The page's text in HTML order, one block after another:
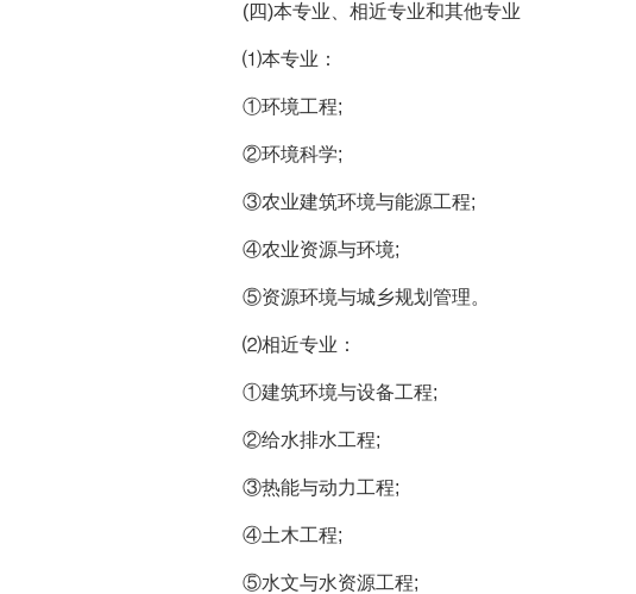
(四)本专业、相近专业和其他专业
⑴本专业：
①环境工程;
②环境科学;
③农业建筑环境与能源工程;
④农业资源与环境;
⑤资源环境与城乡规划管理。
⑵相近专业：
①建筑环境与设备工程;
②给水排水工程;
③热能与动力工程;
④土木工程;
⑤水文与水资源工程;